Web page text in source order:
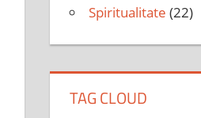
Spiritualitate (22)
TAG CLOUD